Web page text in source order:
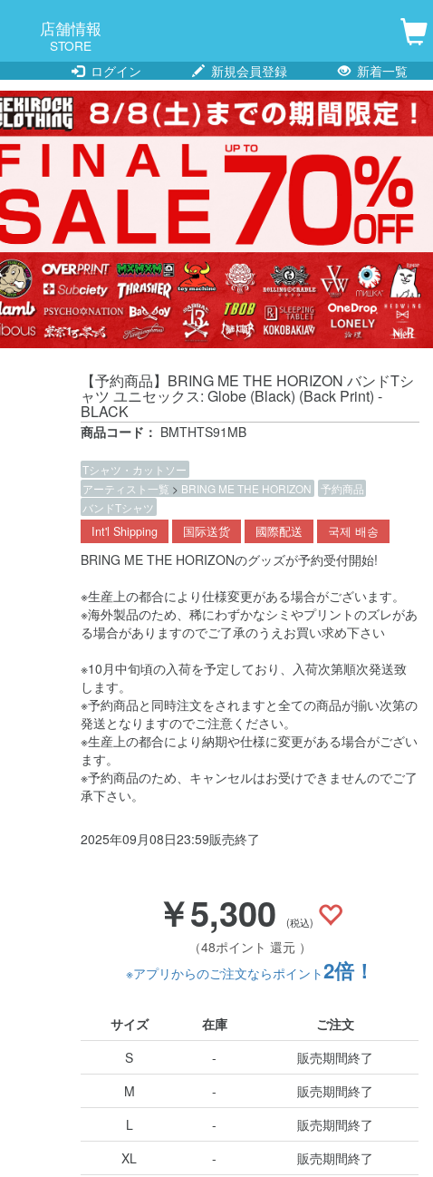
店舗情報
STORE
ログイン
新規会員登録 新着一覧
【予約商品】BRING ME THE HORIZON バンドTシ
ャツ ユニセックス: Globe (Black) (Back Print) -
BLACK
商品コード： BMTHTS91MB
Tシャツ・カットソー
アーティスト一覧 > BRING ME THE HORIZON
予約商品
バンドTシャツ
Int'l Shipping 国际送货 國際配送 국제 배송
BRING ME THE HORIZONのグッズが予約受付開始!
※生産上の都合により仕様変更がある場合がございます。
※海外製品のため、稀にわずかなシミやプリントのズレがあ
る場合がありますのでご了承のうえお買い求め下さい
※10月中旬頃の入荷を予定しており、入荷次第順次発送致
します。
※予約商品と同時注文をされますと全ての商品が揃い次第の
発送となりますのでご注意ください。
※生産上の都合により納期や仕様に変更がある場合がござい
ます。
※予約商品のため、キャンセルはお受けできませんのでご了
承下さい。
2025年09月08日23:59販売終了
￥5,300 (税込)
（48ポイント 還元 ）
※アプリからのご注文ならポイント2倍！
サイズ 在庫
ご注文
S
-
販売期間終了
M
-
販売期間終了
L
-
販売期間終了
XL
-
販売期間終了